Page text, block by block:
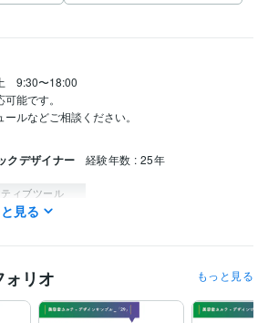
　9:30〜18:00
能です。
ルなどご相談ください。
クデザイナー 経験年数 : 25年
ィブツール
Adobe Illustrator:27年
企業 ビューティサロン 個人
ロン会社案内パンフレット
見る
ォリオ もっと見る